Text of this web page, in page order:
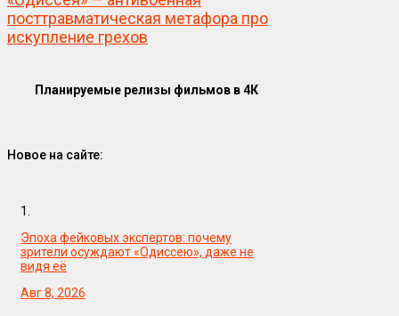
посттравматическая метафора про
искупление грехов
Планируемые релизы фильмов в 4К
Новое на сайте:
1.
Эпоха фейковых экспертов: почему
зрители осуждают «Одиссею», даже не
видя её
Авг 8, 2026